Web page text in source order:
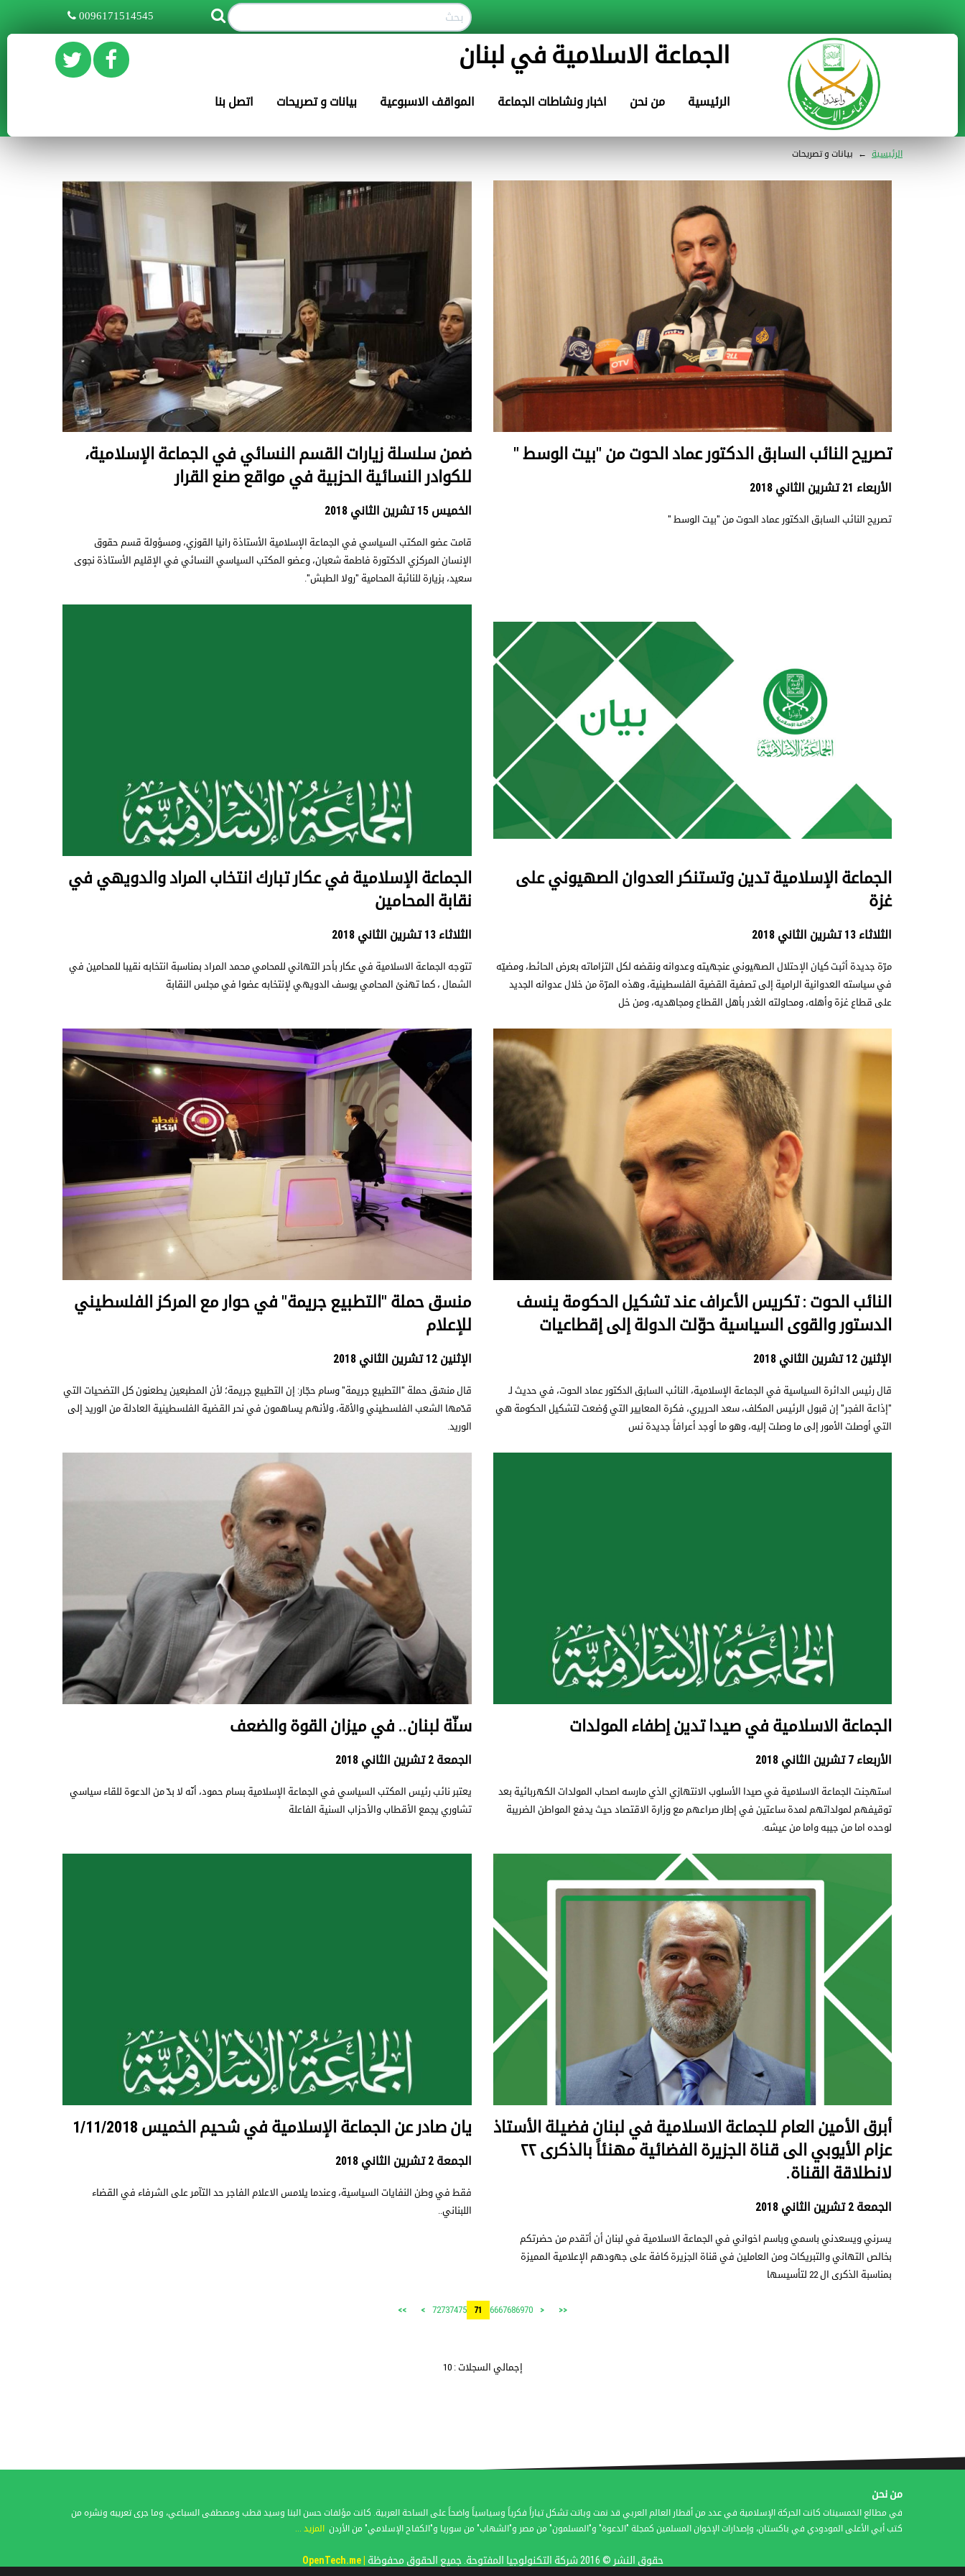
0096171514545
الجماعة الاسلامية في لبنان
اتصل بنا بيانات و تصريحات المواقف الاسبوعية اخبار ونشاطات الجماعة من نحن الرئيسية
الرئيسية ← بيانات و تصريحات
تصريح النائب السابق الدكتور عماد الحوت من "بيت الوسط "
الأربعاء 21 تشرين الثاني 2018
تصريح النائب السابق الدكتور عماد الحوت من "بيت الوسط "
ضمن سلسلة زيارات القسم النسائي في الجماعة الإسلامية،
للكوادر النسائية الحزبية في مواقع صنع القرار
الخميس 15 تشرين الثاني 2018
قامت عضو المكتب السياسي في الجماعة الإسلامية الأستاذة رانيا القوزي، ومسؤولة قسم حقوق
الإنسان المركزي الدكتورة فاطمة شعبان، وعضو المكتب السياسي النسائي في الإقليم الأستاذة نجوى
سعيد، بزيارة للنائبة المحامية "رولا الطبش".
الجماعة الإسلامية تدين وتستنكر العدوان الصهيوني على
غزة
الثلاثاء 13 تشرين الثاني 2018
مرّة جديدة أثبت كيان الإحتلال الصهيوني عنجهيته وعدوانه ونقضه لكل التزاماته بعرض الحائط، ومضيّه
في سياسته العدوانية الرامية إلى تصفية القضية الفلسطينية، وهذه المرّة من خلال عدوانه الجديد
على قطاع غزة وأهله، ومحاولته الغدر بأهل القطاع ومجاهديه، ومن خل
الجماعة الإسلامية في عكار تبارك انتخاب المراد والدويهي في
نقابة المحامين
الثلاثاء 13 تشرين الثاني 2018
تتوجه الجماعة الاسلامية في عكار بأحر التهاني للمحامي محمد المراد بمناسبة انتخابه نقيبا للمحامين في
الشمال ، كما تهنئ المحامي يوسف الدويهي لإنتخابه عضوا في مجلس النقابة
النائب الحوت : تكريس الأعراف عند تشكيل الحكومة ينسف
الدستور والقوى السياسية حوّلت الدولة إلى إقطاعيات
الإثنين 12 تشرين الثاني 2018
قال رئيس الدائرة السياسية في الجماعة الإسلامية، النائب السابق الدكتور عماد الحوت، في حديث لـ
"إذاعة الفجر" إن قبول الرئيس المكلف، سعد الحريري، فكرة المعايير التي وُضعت لتشكيل الحكومة هي
التي أوصلت الأمور إلى ما وصلت إليه، وهو ما أوجد أعرافاً جديدة نس
منسق حملة "التطبيع جريمة" في حوار مع المركز الفلسطيني
للإعلام
الإثنين 12 تشرين الثاني 2018
قال منسّق حملة "التطبيع جريمة" وسام حجّار: إن التطبيع جريمة؛ لأن المطبعين يطعنون كل التضحيات التي
قدّمها الشعب الفلسطيني والأمّة، ولأنهم يساهمون في نحر القضية الفلسطينية العادلة من الوريد إلى
الوريد.
الجماعة الاسلامية في صيدا تدين إطفاء المولدات
الأربعاء 7 تشرين الثاني 2018
استهجنت الجماعة الاسلامية في صيدا الأسلوب الانتهازي الذي مارسه اصحاب المولدات الكهربائية بعد
توقيفهم لمولداتهم لمدة ساعتين في إطار صراعهم مع وزارة الاقتصاد حيث يدفع المواطن الضريبة
لوحده اما من جيبه واما من عيشه.
سنّة لبنان.. في ميزان القوة والضعف
الجمعة 2 تشرين الثاني 2018
يعتبر نائب رئيس المكتب السياسي في الجماعة الإسلامية بسام حمود، أنّه لا بدّ من الدعوة للقاء سياسي
تشاوري يجمع الأقطاب والأحزاب السنية الفاعلة
أبرق الأمين العام للجماعة الاسلامية في لبنان فضيلة الأستاذ
عزام الأيوبي الى قناة الجزيرة الفضائية مهنئاً بالذكرى ٢٢
لانطلاقة القناة.
الجمعة 2 تشرين الثاني 2018
يسرني ويسعدني باسمي وباسم اخواني في الجماعة الاسلامية في لبنان أن أتقدم من حضرتكم
بخالص التهاني والتبريكات ومن العاملين في قناة الجزيرة كافة على جهودهم الإعلامية المميزة
بمناسبة الذكرى ال 22 لتأسيسها
يان صادر عن الجماعة الإسلامية في شحيم الخميس 1/11/2018
الجمعة 2 تشرين الثاني 2018
فقط في وطن النفايات السياسية، وعندما يلامس الاعلام الفاجر حد التآمر على الشرفاء في القضاء
اللبناني..
<<
<
6667686970
71
72737475
>
>>
إجمالي السجلات : 10
من نحن
في مطالع الخمسينات كانت الحركة الإسلامية في عدد من أقطار العالم العربي قد نمت وباتت تشكل تياراً فكرياً وسياسياً واضحاً على الساحة العربية. كانت مؤلفات حسن البنا وسيد قطب ومصطفى السباعي، وما جرى تعريبه ونشره من
كتب أبي الأعلى المودودي في باكستان، وإصدارات الإخوان المسلمين كمجلة "الدعوة" و"المسلمون" من مصر و"الشهاب" من سوريا و"الكفاح الإسلامي" من الأردن
المزيد ...
حقوق النشر © 2016 شركة التكنولوجيا المفتوحة. جميع الحقوق محفوظة | OpenTech.me